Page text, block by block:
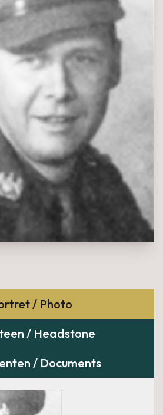
/ Photo
/ Headstone
/ Documents